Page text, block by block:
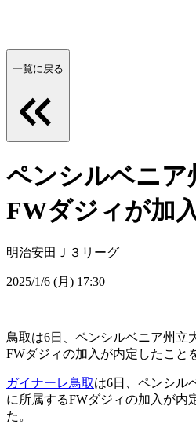
一覧に戻る
ペンシルベニア
FWダジィが加
明治安田Ｊ３リーグ
2025/1/6 (月) 17:30
鳥取は6日、ペンシルベニア州立
FWダジィの加入が内定したこと
ガイナーレ鳥取は6日、ペンシル
に所属するFWダジィの加入が内
た。